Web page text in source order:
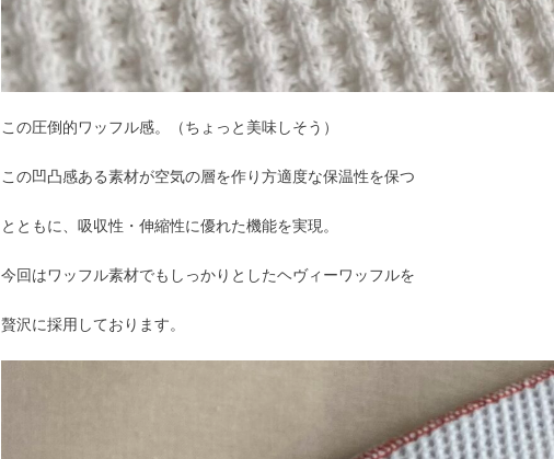
この圧倒的ワッフル感。（ちょっと美味しそう）
この凹凸感ある素材が空気の層を作り方適度な保温性を保つ
とともに、吸収性・伸縮性に優れた機能を実現。
今回はワッフル素材でもしっかりとしたヘヴィーワッフルを
贅沢に採用しております。